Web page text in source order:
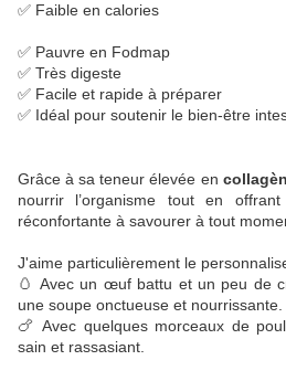
✅ Faible en calories
✅ Pauvre en Fodmap
✅ Très digeste
✅ Facile et rapide à préparer
✅ Idéal pour soutenir le bien-être
Grâce à sa teneur élevée en
nourrir l’organisme tout en
réconfortante à savourer à tout
J'aime particulièrement le
🥚 Avec un œuf battu et un peu de
une soupe onctueuse et nourrissante.
🍗 Avec quelques morceaux de
sain et rassasiant.